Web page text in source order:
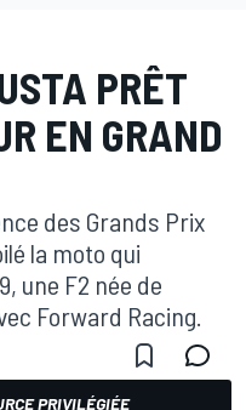
PRÊT
EN GRAND
des Grands Prix
la moto qui
une F2 née de
Forward Racing.
PRIVILÉGIÉE